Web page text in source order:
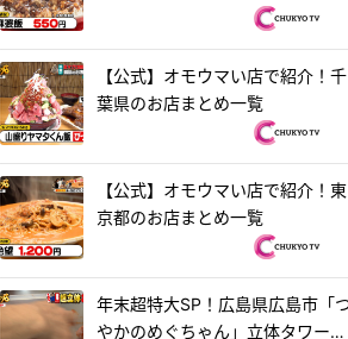
【公式】オモウマい店で紹介！千
葉県のお店まとめ一覧
【公式】オモウマい店で紹介！東
京都のお店まとめ一覧
年末超特大SP！広島県広島市「
やかのめぐちゃん」立体タワーお